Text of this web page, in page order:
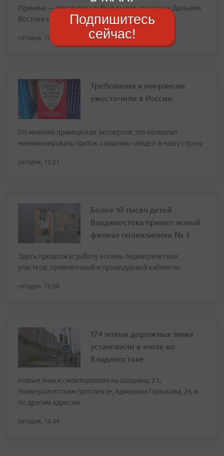
Причина — рекордно слабый вылов лосося на Дальнем
Востоке из-за потепления вод
сегодня, 15:43
Требования к мигрантам
ужесточили в России
По мнению приморских экспертов, это позволит
минимизировать приток «лишних» людей в нашу страну
сегодня, 15:21
Более 10 тысяч детей
Владивостока примет новый
филиал поликлиники № 3
Здесь продолжат работу восемь педиатрических
участков, прививочный и процедурный кабинеты
сегодня, 15:08
174 новых дорожных знака
установили в июле во
Владивостоке
Новые знаки смонтировали на Шошина, 23,
Университетским проспекте, Адмирала Горшкова, 26 и
по другим адресам
сегодня, 14:44
Подпишитесь
сейчас!